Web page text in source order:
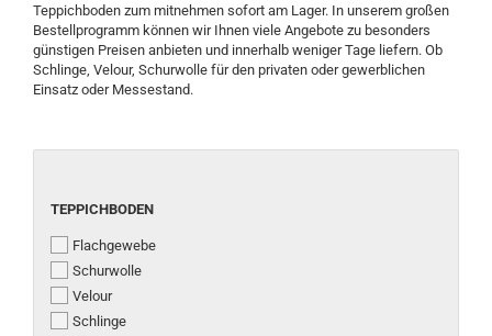
Teppichboden zum mitnehmen sofort am Lager. In unserem großen
Bestellprogramm können wir Ihnen viele Angebote zu besonders
günstigen Preisen anbieten und innerhalb weniger Tage liefern. Ob
Schlinge, Velour, Schurwolle für den privaten oder gewerblichen
Einsatz oder Messestand.
TEPPICHBODEN
TEPPICHBODEN
Flachgewebe
Schurwolle
Velour
Schlinge